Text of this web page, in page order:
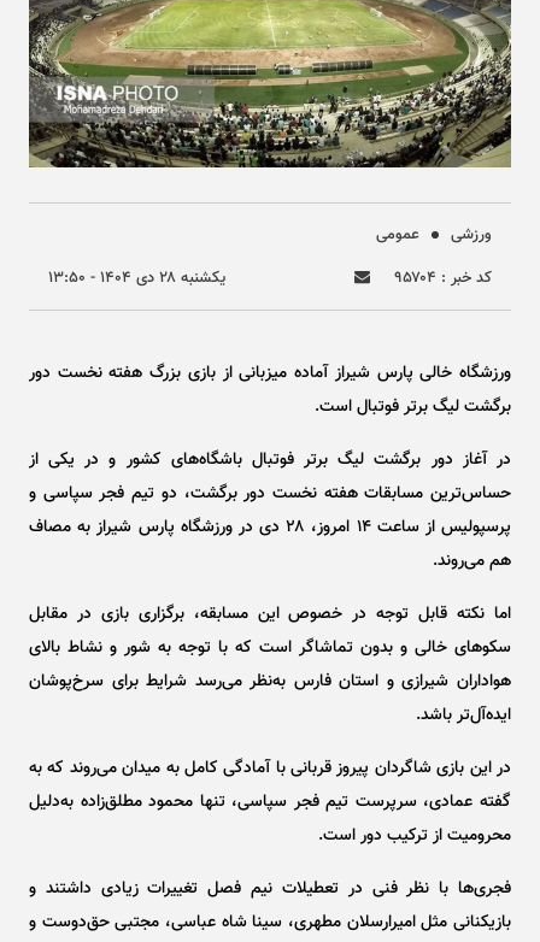
ورزشی
عمومی
کد خبر : ۹۵۷۰۴
يکشنبه ۲۸ دی ۱۴۰۴ - ۱۳:۵۰
ورزشگاه خالی پارس شیراز آماده میزبانی از بازی بزرگ هفته نخست دور
برگشت لیگ برتر فوتبال است.
در آغاز دور برگشت لیگ برتر فوتبال باشگاه‌های کشور و در یکی از
حساس‌ترین مسابقات هفته نخست دور برگشت، دو تیم فجر سپاسی و
پرسپولیس از ساعت ۱۴ امروز، ۲۸ دی در ورزشگاه پارس شیراز به مصاف
هم می‌روند.
اما نکته قابل توجه در خصوص این مسابقه، برگزاری بازی در مقابل
سکو‌های خالی و بدون تماشاگر است که با توجه به شور و نشاط بالای
هواداران شیرازی و استان فارس به‌نظر می‌رسد شرایط برای سرخ‌پوشان
ایده‌آل‌تر باشد.
در این بازی شاگردان پیروز قربانی با آمادگی کامل به میدان می‌روند که به
گفته عمادی، سرپرست تیم فجر سپاسی، تنها محمود مطلق‌زاده به‌دلیل
محرومیت از ترکیب دور است.
فجری‌ها با نظر فنی در تعطیلات نیم فصل تغییرات زیادی داشتند و
بازیکنانی مثل امیرارسلان مطهری، سینا شاه عباسی، مجتبی حق‌دوست و